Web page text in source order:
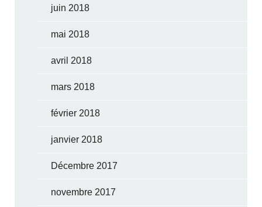
juin 2018
mai 2018
avril 2018
mars 2018
février 2018
janvier 2018
Décembre 2017
novembre 2017